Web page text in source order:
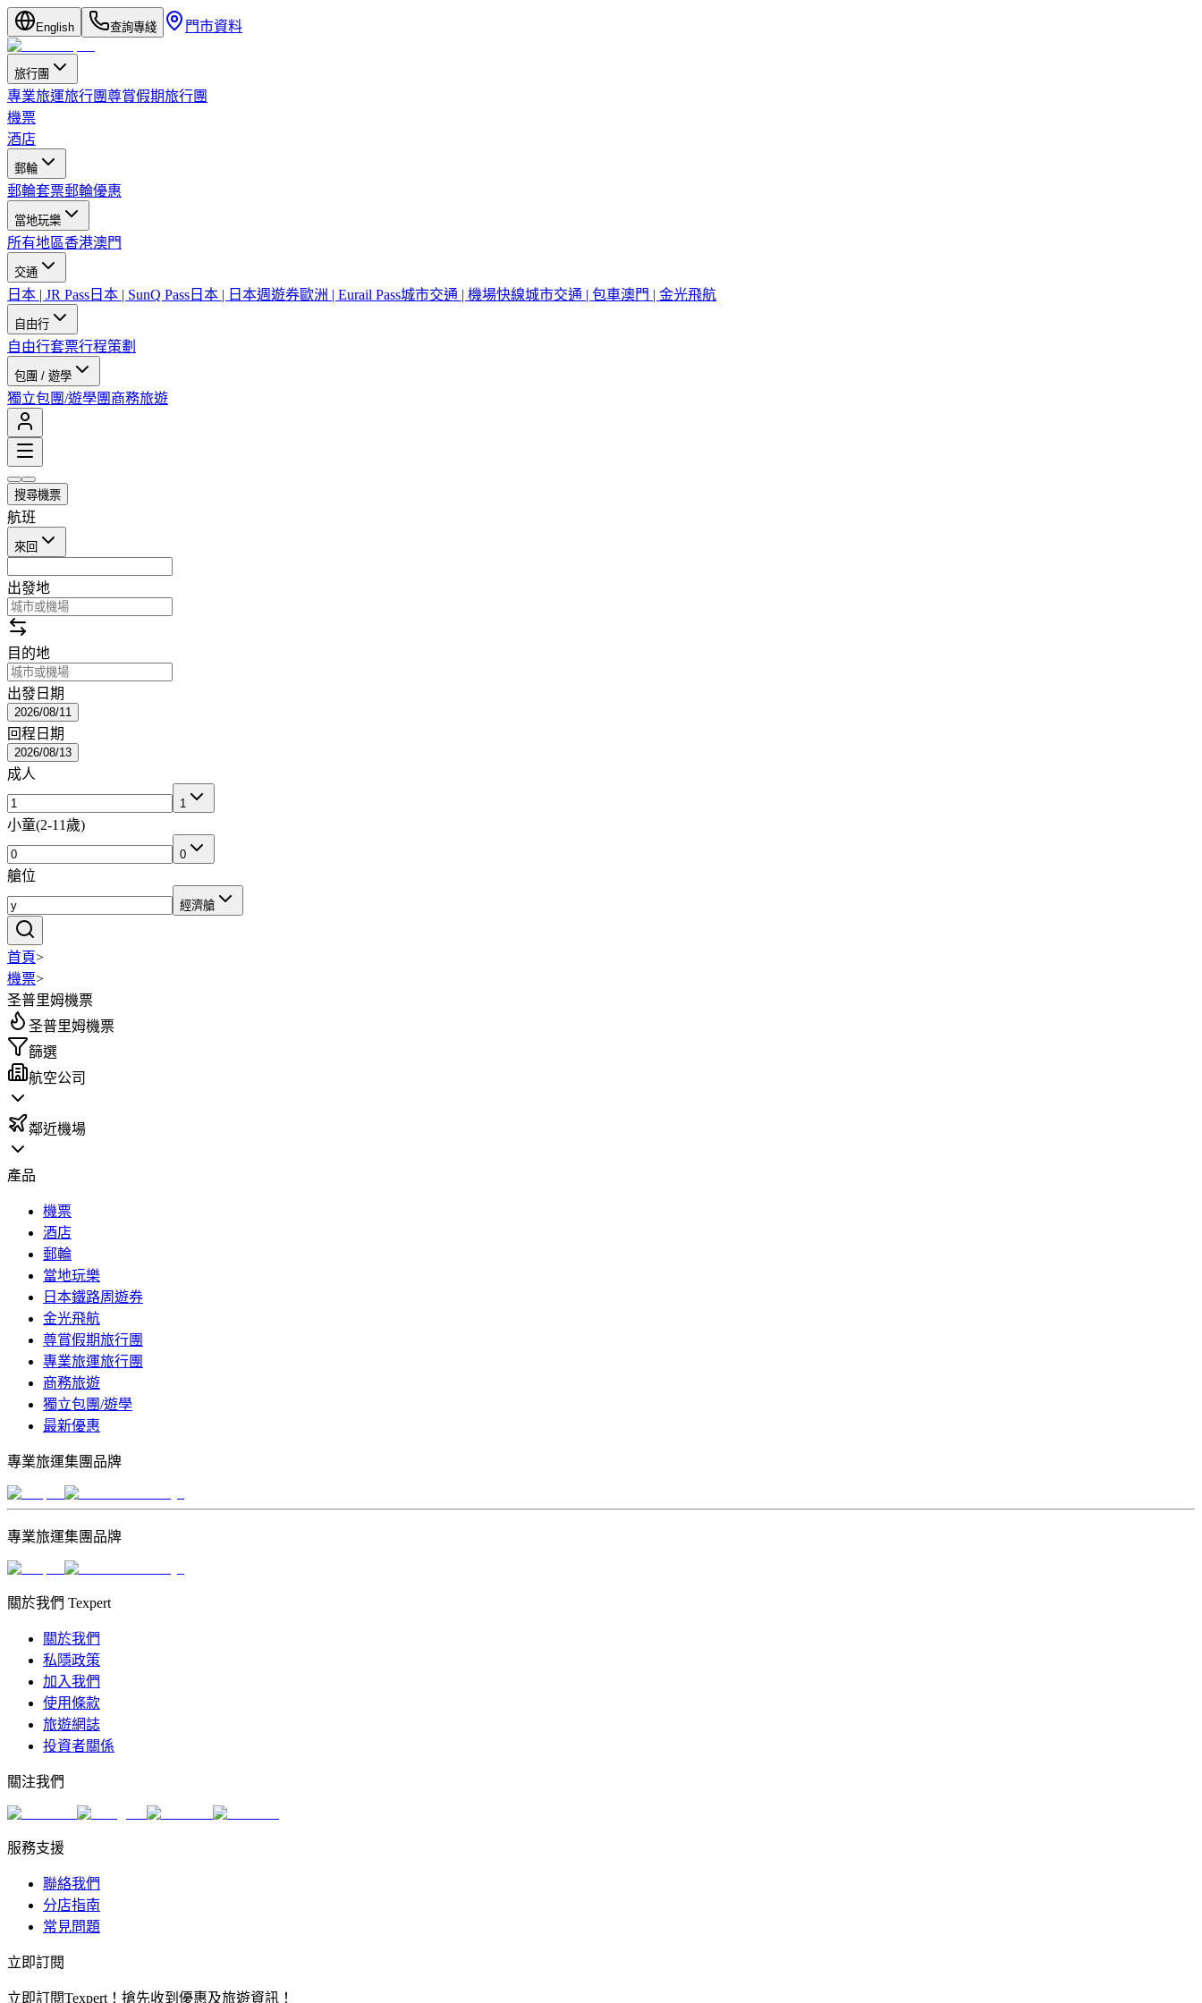
English 查詢專綫 門市資料
旅行團
專業旅運旅行團尊賞假期旅行團
機票
酒店
郵輪
郵輪套票郵輪優惠
當地玩樂
所有地區香港澳門
交通
日本 | JR Pass 日本 | SunQ Pass 日本 | 日本週遊券歐洲 | Eurail Pass城市交通 | 機場快線城市交通 | 包車澳門 | 金光飛航
自由行
自由行套票行程策劃
包團 / 遊學
獨立包團/遊學團 商務旅遊
搜尋機票
航班
來回
出發地
目的地
出發日期
2026/08/11
回程日期
2026/08/13
成人
1
小童(2-11歲)
0
艙位
經濟艙
首頁>
機票>
圣普里姆機票
圣普里姆機票
篩選
航空公司
鄰近機場
產品
機票
酒店
郵輪
當地玩樂
日本鐵路周遊券
金光飛航
尊賞假期旅行團
專業旅運旅行團
商務旅遊
獨立包團/遊學
最新優惠
專業旅運集團品牌
專業旅運集團品牌
關於我們 Texpert
關於我們
私隱政策
加入我們
使用條款
旅遊網誌
投資者關係
關注我們
服務支援
聯絡我們
分店指南
常見問題
立即訂閱
立即訂閱Texpert！搶先收到優惠及旅遊資訊！